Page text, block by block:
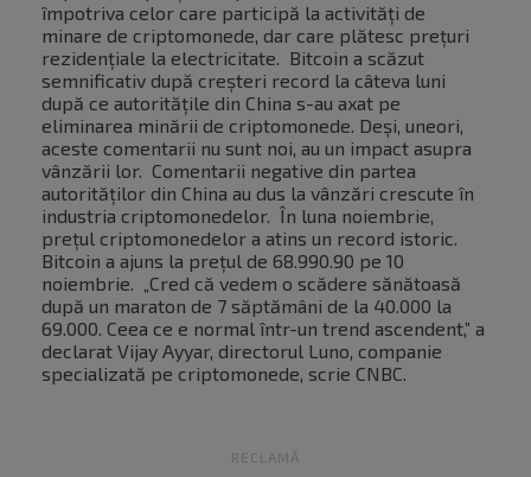
împotriva celor care participă la activități de
minare de criptomonede, dar care plătesc prețuri
rezidențiale la electricitate. Bitcoin a scăzut
semnificativ după creșteri record la câteva luni
după ce autoritățile din China s-au axat pe
eliminarea minării de criptomonede. Deși, uneori,
aceste comentarii nu sunt noi, au un impact asupra
vânzării lor. Comentarii negative din partea
autorităților din China au dus la vânzări crescute în
industria criptomonedelor. În luna noiembrie,
prețul criptomonedelor a atins un record istoric.
Bitcoin a ajuns la prețul de 68.990.90 pe 10
noiembrie. „Cred că vedem o scădere sănătoasă
după un maraton de 7 săptămâni de la 40.000 la
69.000. Ceea ce e normal într-un trend ascendent,” a
declarat Vijay Ayyar, directorul Luno, companie
specializată pe criptomonede, scrie CNBC.
RECLAMĂ